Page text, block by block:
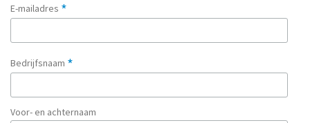
E-mailadres *
Bedrijfsnaam *
Voor- en achternaam